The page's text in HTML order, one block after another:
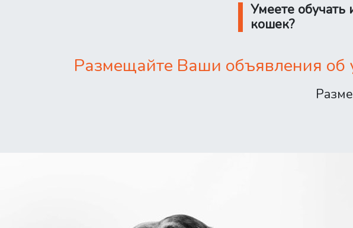
Умеете обучать
кошек?
Размещайте Ваши объявления об